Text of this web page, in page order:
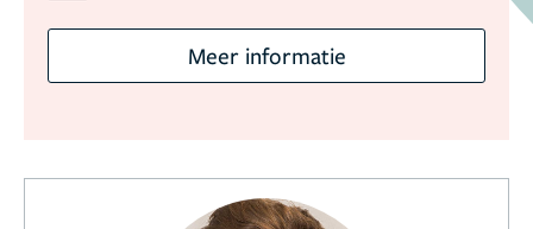
Meer informatie